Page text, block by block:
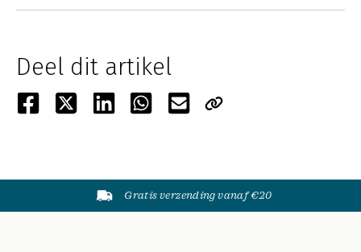
Deel dit artikel
Gratis verzending vanaf €20